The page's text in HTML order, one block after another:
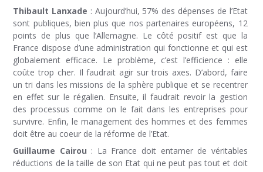
Thibault Lanxade : Aujourd’hui, 57% des dépenses de l’Etat
sont publiques, bien plus que nos partenaires européens, 12
points de plus que l’Allemagne. Le côté positif est que la
France dispose d’une administration qui fonctionne et qui est
globalement efficace. Le problème, c’est l’efficience : elle
coûte trop cher. Il faudrait agir sur trois axes. D’abord, faire
un tri dans les missions de la sphère publique et se recentrer
en effet sur le régalien. Ensuite, il faudrait revoir la gestion
des processus comme on le fait dans les entreprises pour
survivre. Enfin, le management des hommes et des femmes
doit être au coeur de la réforme de l’Etat.
Guillaume Cairou : La France doit entamer de véritables
réductions de la taille de son Etat qui ne peut pas tout et doit